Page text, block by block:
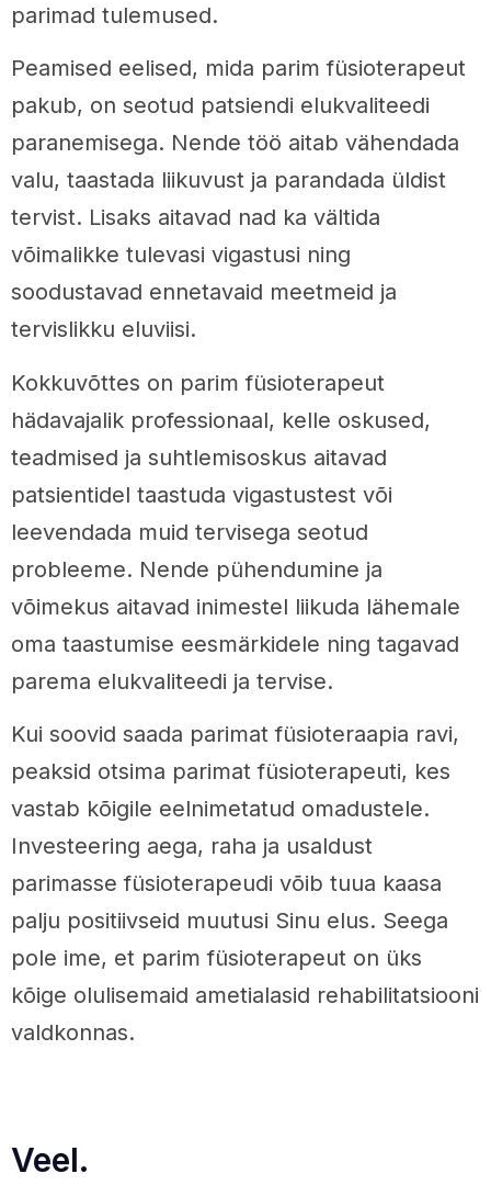
parimad tulemused.
Peamised eelised, mida parim füsioterapeut
pakub, on seotud patsiendi elukvaliteedi
paranemisega. Nende töö aitab vähendada
valu, taastada liikuvust ja parandada üldist
tervist. Lisaks aitavad nad ka vältida
võimalikke tulevasi vigastusi ning
soodustavad ennetavaid meetmeid ja
tervislikku eluviisi.
Kokkuvõttes on parim füsioterapeut
hädavajalik professionaal, kelle oskused,
teadmised ja suhtlemisoskus aitavad
patsientidel taastuda vigastustest või
leevendada muid tervisega seotud
probleeme. Nende pühendumine ja
võimekus aitavad inimestel liikuda lähemale
oma taastumise eesmärkidele ning tagavad
parema elukvaliteedi ja tervise.
Kui soovid saada parimat füsioteraapia ravi,
peaksid otsima parimat füsioterapeuti, kes
vastab kõigile eelnimetatud omadustele.
Investeering aega, raha ja usaldust
parimasse füsioterapeudi võib tuua kaasa
palju positiivseid muutusi Sinu elus. Seega
pole ime, et parim füsioterapeut on üks
kõige olulisemaid ametialasid rehabilitatsiooni
valdkonnas.
Veel.